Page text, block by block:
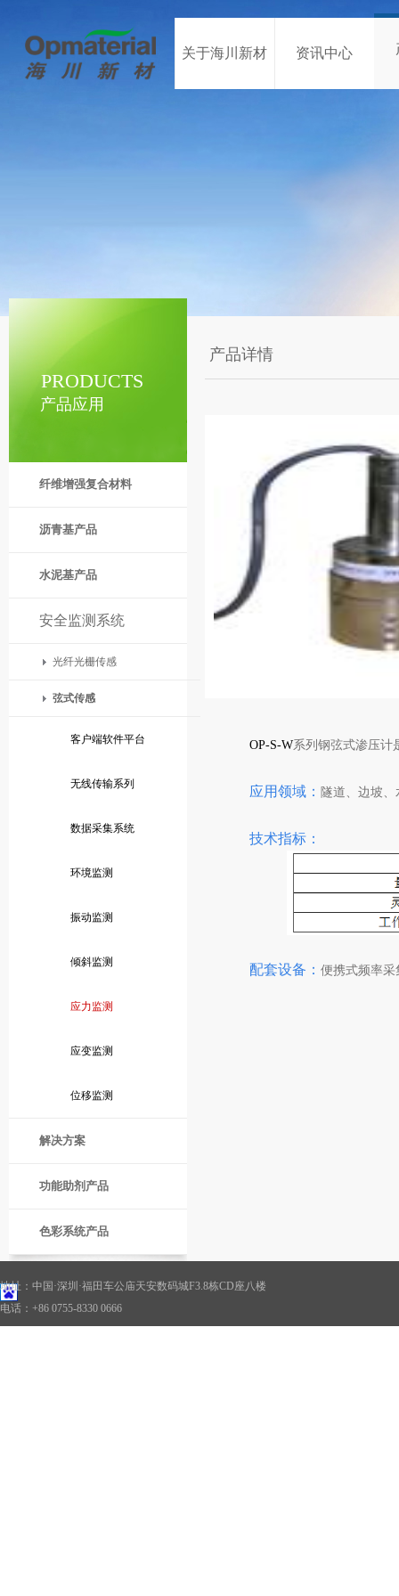
关于海川新材 资讯中心
产品应用
PRODUCTS
纤维增强复合材料
沥青基产品
水泥基产品
安全监测系统
光纤光栅传感
弦式传感
客户端软件平台
无线传输系列
数据采集系统
环境监测
振动监测
倾斜监测
应力监测
应变监测
位移监测
解决方案
功能助剂产品
色彩系统产品
产品详情
OP-S-W系列钢弦式渗压计
应用领域： 隧道、边坡
技术指标：
配套设备： 便携式频率
地址：中国·深圳·福田车公庙天安数码城F3.8栋CD座八楼
电话：+86 0755-8330 0666